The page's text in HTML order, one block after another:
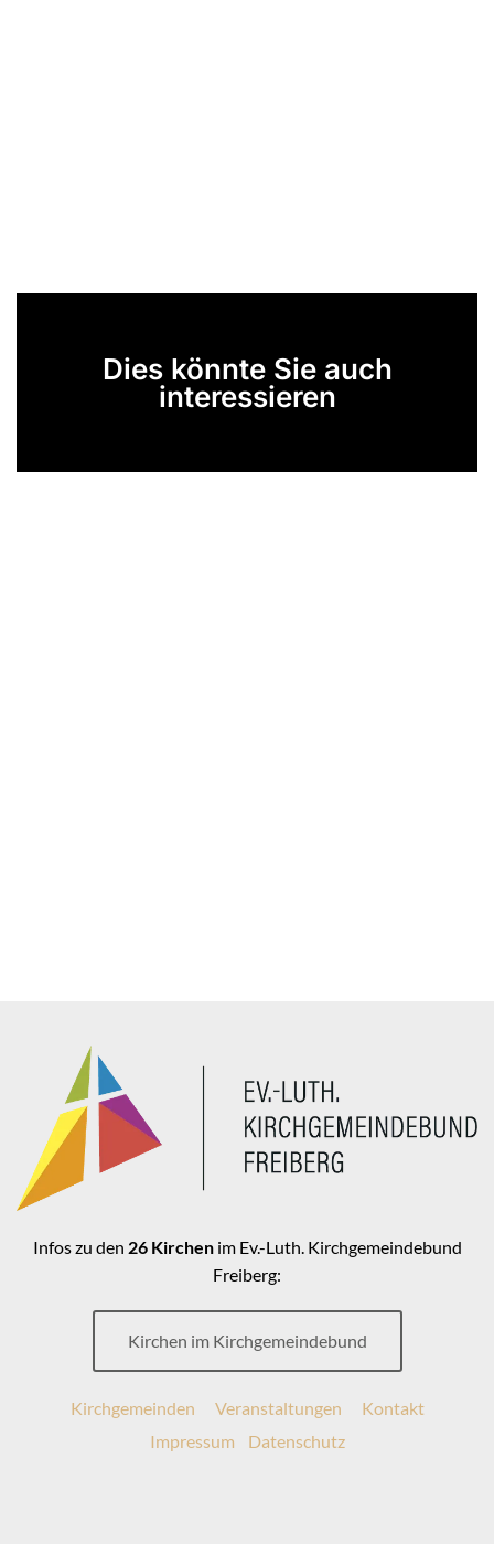
Dies könnte Sie auch
interessieren
Infos zu den 26 Kirchenim Ev.-Luth. Kirchgemeindebund
Freiberg:
Kirchen im Kirchgemeindebund
Kirchgemeinden Veranstaltungen
Kontakt
Impressum
Datenschutz